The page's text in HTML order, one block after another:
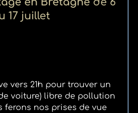
en Bretagne de 6
17 juillet
vers 21h pour trouver un
voiture) libre de pollution
ferons nos prises de vue